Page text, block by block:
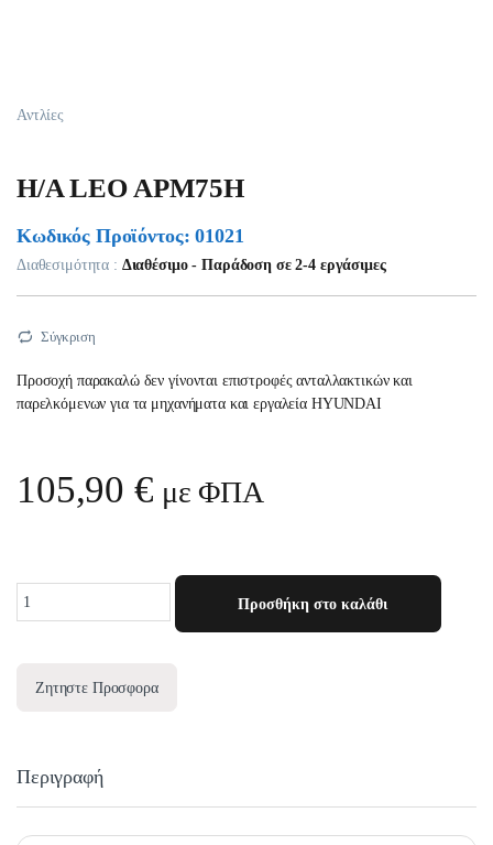
Αντλίες
H/A LEO APM75H
Κωδικός Προϊόντος: 01021
Διαθεσιμότητα : Διαθέσιμο - Παράδοση σε 2-4 εργάσιμες
Σύγκριση
Προσοχή παρακαλώ δεν γίνονται επιστροφές ανταλλακτικών και
παρελκόμενων για τα μηχανήματα και εργαλεία HYUNDAI
105,90€ με ΦΠΑ
Προσθήκη στο καλάθι
Ζητηστε Προσφορα
Περιγραφή